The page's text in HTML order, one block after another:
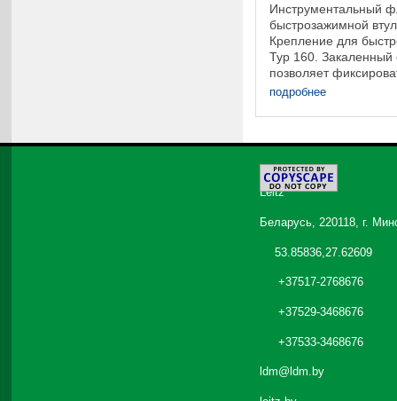
Инструментальный
быстрозажимной
Крепление для
Typ 160. Закаленный
позволяет
Инструмент
подробнее
©2026
Leitz
Беларусь, 220118, г.
53.85836,27.62609
+37517-2768676
+37529-3468676
+37533-3468676
ldm@ldm.by